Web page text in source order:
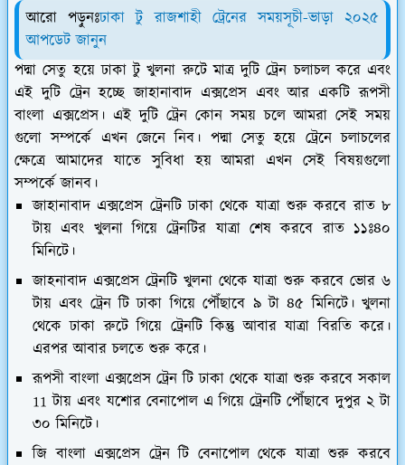
আরো পড়ুনঃঢাকা টু রাজশাহী ট্রেনের সময়সূচী-ভাড়া ২০২৫
আপডেট জানুন
পদ্মা সেতু হয়ে ঢাকা টু খুলনা রুটে মাত্র দুটি ট্রেন চলাচল করে এবং
এই দুটি ট্রেন হচ্ছে জাহানাবাদ এক্সপ্রেস এবং আর একটি রূপসী
বাংলা এক্সপ্রেস। এই দুটি ট্রেন কোন সময় চলে আমরা সেই সময়
গুলো সম্পর্কে এখন জেনে নিব। পদ্মা সেতু হয়ে ট্রেনে চলাচলের
ক্ষেত্রে আমাদের যাতে সুবিধা হয় আমরা এখন সেই বিষয়গুলো
সম্পর্কে জানব।
জাহানাবাদ এক্সপ্রেস ট্রেনটি ঢাকা থেকে যাত্রা শুরু করবে রাত ৮
টায় এবং খুলনা গিয়ে ট্রেনটির যাত্রা শেষ করবে রাত ১১ঃ৪০
মিনিটে।
জাহনাবাদ এক্সপ্রেস ট্রেনটি খুলনা থেকে যাত্রা শুরু করবে ভোর ৬
টায় এবং ট্রেন টি ঢাকা গিয়ে পৌঁছাবে ৯ টা ৪৫ মিনিটে। খুলনা
থেকে ঢাকা রুটে গিয়ে ট্রেনটি কিন্তু আবার যাত্রা বিরতি করে।
এরপর আবার চলতে শুরু করে।
রূপসী বাংলা এক্সপ্রেস ট্রেন টি ঢাকা থেকে যাত্রা শুরু করবে সকাল
11 টায় এবং যশোর বেনাপোল এ গিয়ে ট্রেনটি পৌঁছাবে দুপুর ২ টা
৩০ মিনিটে।
জি বাংলা এক্সপ্রেস ট্রেন টি বেনাপোল থেকে যাত্রা শুরু করবে